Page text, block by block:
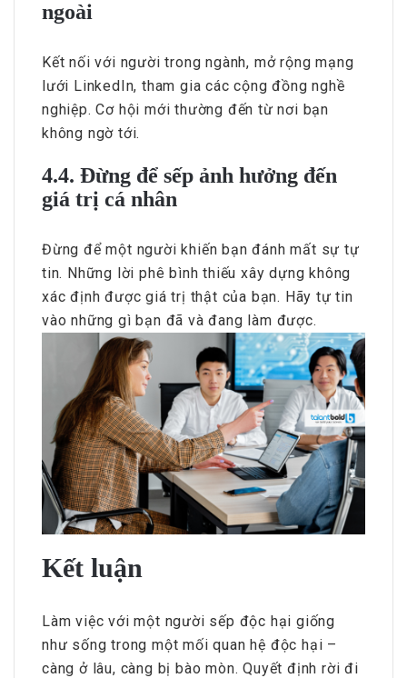
ngoài
Kết nối với người trong ngành, mở rộng mạng
lưới LinkedIn, tham gia các cộng đồng nghề
nghiệp. Cơ hội mới thường đến từ nơi bạn
không ngờ tới.
4.4. Đừng để sếp ảnh hưởng đến
giá trị cá nhân
Đừng để một người khiến bạn đánh mất sự tự
tin. Những lời phê bình thiếu xây dựng không
xác định được giá trị thật của bạn. Hãy tự tin
vào những gì bạn đã và đang làm được.
Kết luận
Làm việc với một người sếp độc hại giống
như sống trong một mối quan hệ độc hại –
càng ở lâu, càng bị bào mòn. Quyết định rời đi